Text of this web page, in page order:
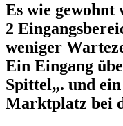
Es wie gewohnt
2
weniger
Ein Eingang
Spittel„. und
Marktplatz bei